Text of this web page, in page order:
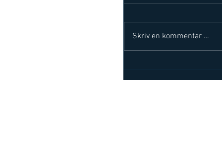
Et lyspunkt for norsk
for-norsk-jernbane-
Skriv en kommentar …